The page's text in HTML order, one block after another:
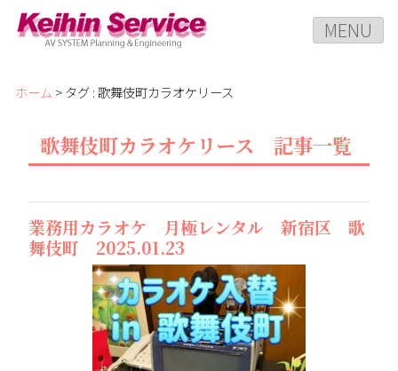
MENU
ホーム > タグ : 歌舞伎町カラオケリース
歌舞伎町カラオケリース 記事一覧
業務用カラオケ 月極レンタル 新宿区 歌
舞伎町 2025.01.23